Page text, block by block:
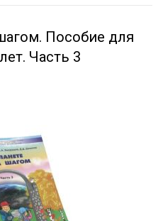
Пособие для
Часть 3